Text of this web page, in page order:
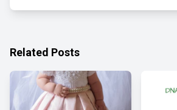
Related Posts